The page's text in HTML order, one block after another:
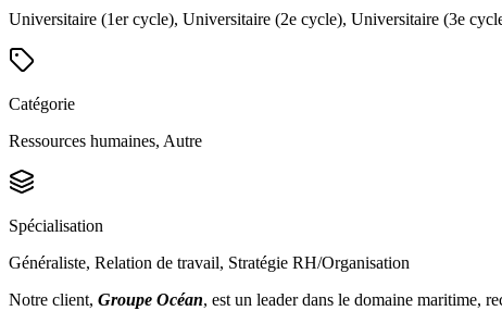
Universitaire (1er cycle), Universitaire (2e cycle), Universitaire (3e
Catégorie
Ressources humaines, Autre
Spécialisation
Généraliste, Relation de travail, Stratégie RH/Organisation
Notre client, Groupe Océan, est un leader dans le domaine maritime,